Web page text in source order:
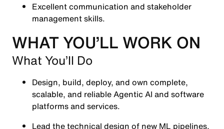
Excellent communication and stakeholder
management skills.
WHAT YOU’LL WORK ON
What You’ll Do
Design, build, deploy, and own complete,
scalable, and reliable Agentic AI and software
platforms and services.
Lead thetechnical design of new ML pipelines,